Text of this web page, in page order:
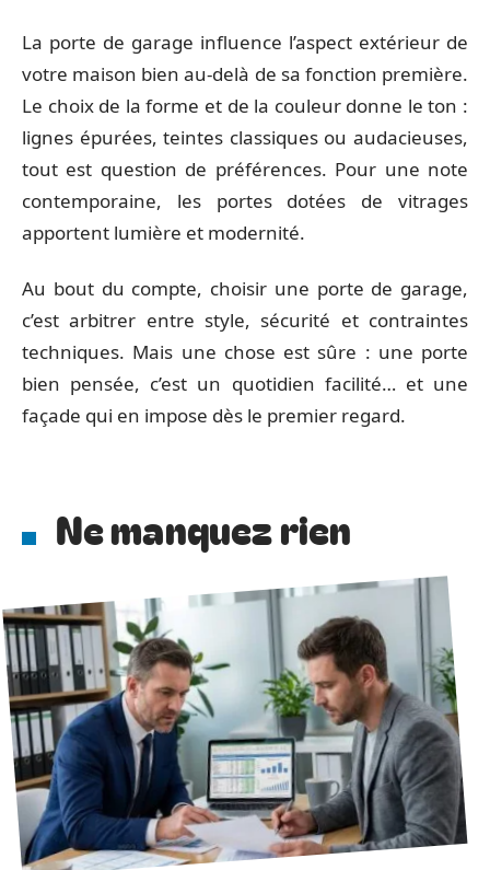
La porte de garage influence l’aspect extérieur de
votre maison bien au-delà de sa fonction première.
Le choix de la forme et de la couleur donne le ton :
lignes épurées, teintes classiques ou audacieuses,
tout est question de préférences. Pour une note
contemporaine, les portes dotées de vitrages
apportent lumière et modernité.
Au bout du compte, choisir une porte de garage,
c’est arbitrer entre style, sécurité et contraintes
techniques. Mais une chose est sûre : une porte
bien pensée, c’est un quotidien facilité… et une
façade qui en impose dès le premier regard.
Ne manquez rien